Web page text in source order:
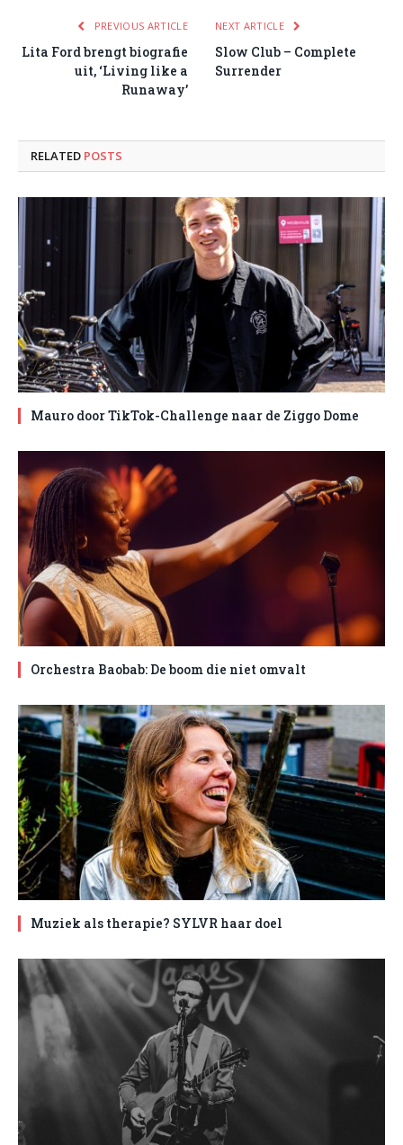
PREVIOUS ARTICLE
Lita Ford brengt biografie
uit, ‘Living like a
Runaway’
NEXT ARTICLE
Slow Club – Complete
Surrender
RELATED POSTS
Mauro door TikTok-Challenge naar de Ziggo Dome
Orchestra Baobab: De boom die niet omvalt
Muziek als therapie? SYLVR haar doel